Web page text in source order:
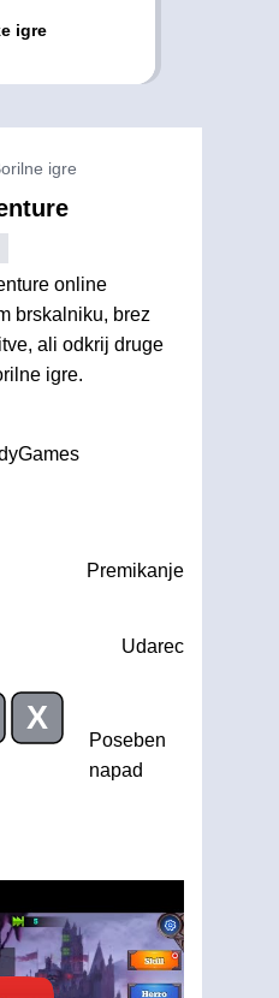
igre
igre
online
brskalniku, brez
ali odkrij druge
igre.
Premikanje
Udarec
X
Poseben
napad